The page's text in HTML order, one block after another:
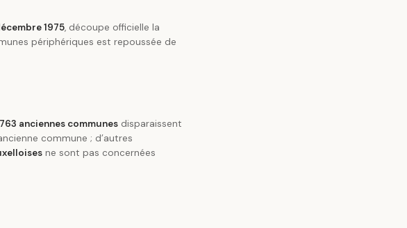
1975, découpe officielle la
périphériques est repoussée de
763 anciennes communes disparaissent
commune ; d’autres
ne sont pas concernées